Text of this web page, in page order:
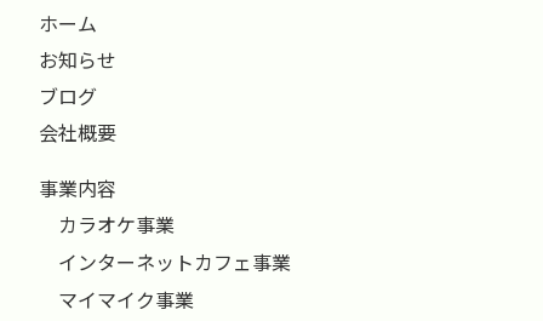
ホーム
お知らせ
ブログ
会社概要
事業内容
カラオケ事業
インターネットカフェ事業
マイマイク事業